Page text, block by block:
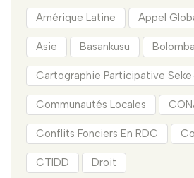
Amérique Latine Appel
Asie Basankusu Bolomba
Cartographie Participative
Communautés Locales
Conflits Fonciers En RDC
CTIDD Droit